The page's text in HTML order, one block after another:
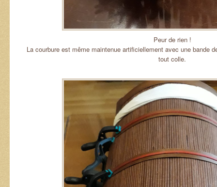
Peur de rien !
La courbure est même maintenue artificiellement avec une bande
tout colle.